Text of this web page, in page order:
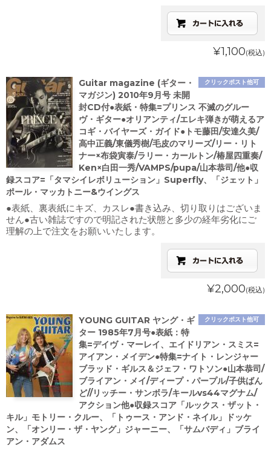
¥1,100(税込)
クリックポスト他可
Guitar magazine (ギター・
マガジン) 2010年9月号 未開
封CD付●表紙・特集=プリンス 不滅のグルー
ヴ・ギター●オリアンティ/エレキ弾きが萌えるア
コギ・バイヤーズ・ガイド●トモ藤田/安達久美/
高中正義/東儀秀樹/毛皮のマリーズ/リー・リト
ナー×布袋寅泰/ラリー・カールトン/椿屋四重奏/
Ken×白田一秀/VAMPS/pupa/山本恭司/他●収
録スコア=「タマシイレボリューション」Superfly、「ジェット」
ポール・マッカトニー&ウイングス
●表紙、裏表紙にキズ、カスレ●書き込み、切り取りはございま
せん●古い雑誌ですので明記された状態と多少の経年劣化にご
理解の上で注文をお願いいたします。
¥2,000(税込)
クリックポスト他可
YOUNG GUITAR ヤング・ギ
ター 1985年7月号●表紙：特
集=デイヴ・マーレイ、エイドリアン・スミス=
アイアン・メイデン●特集=ナイト・レンジャー
ブラッド・ギルス＆ジェフ・ワトソン●山本恭司/
ブライアン・メイ/ディープ・パープル/子供ばん
ど//リッチー・サンボラ/キールvs44マグナム/
アクション他●収録スコア「ルックス・ザット・
キル」モトリー・クルー、「トゥース・アンド・ネイル」ドッケ
ン、「オンリー・ザ・ヤング」ジャーニー、「サムバディ」ブライ
アン・アダムス